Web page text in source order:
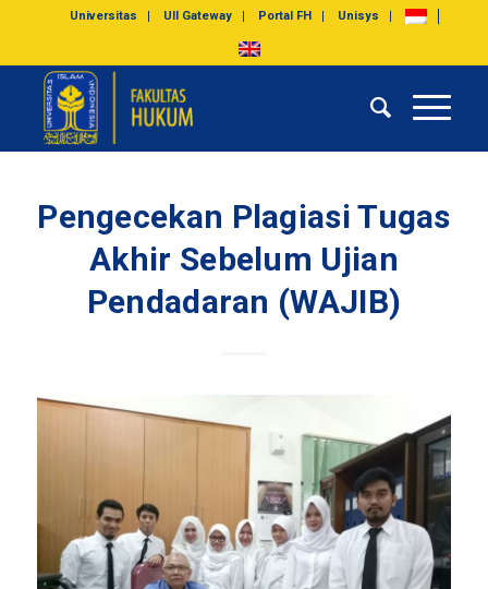
Universitas UII Gateway Portal FH Unisys
Pengecekan Plagiasi Tugas
Akhir Sebelum Ujian
Pendadaran (WAJIB)